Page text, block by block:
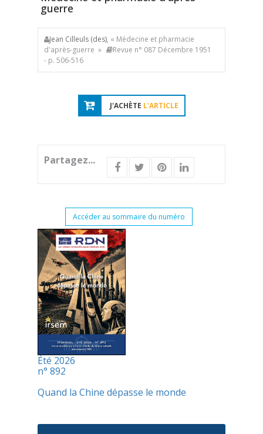
guerre
Jean Cilleuls (des), « Médecine et pharmacie
d'après-guerre »
Revue n° 087 Décembre 1951
- p. 506-516
J'ACHÈTE L'ARTICLE
Partagez...
Accéder au sommaire du numéro
Été 2026
n° 892
Quand la Chine dépasse le monde